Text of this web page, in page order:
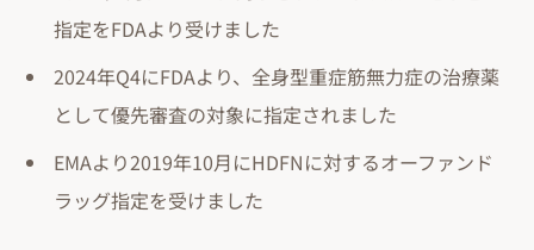
指定をFDAより受けました
2024年Q4にFDAより、全身型重症筋無力症の治療薬
として優先審査の対象に指定されました
EMAより2019年10月にHDFNに対するオーファンド
ラッグ指定を受けました